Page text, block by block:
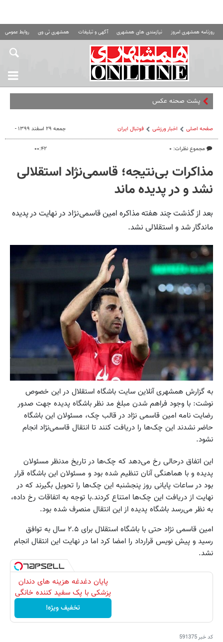
روزنامه همشهری امروز نیازمندی های همشهری آگهی و تبلیغات همشهری تی وی روابط عمومی
پشت صحنه عکس هایی که ج
صفحه اصلی اخبار ورزشی فوتبال ايران
مجموع نظرات: ۰
جمعه ۲۹ اسفند ۱۳۹۹ -
۰۰:۴۲
مذاکرات بی‌نتیجه؛ قاسمی‌نژاد استقلالی
نشد و در پدیده ماند
بعد از گذشت چند هفته مذاکره امین قاسمی‌نژاد در نهایت در پدیده
ماندگار شد و استقلالی نشد.
به گزارش همشهری آنلاین سایت باشگاه استقلال در این خصوص
نوشت: با وجود فراهم شدن مبلغ مد نظر باشگاه پدیده جهت صدور
رضایت نامه امین قاسمی نژاد در قالب چک، مسئولان این باشگاه
حاضر نشدند این چک‌ها را دریافت کنند تا انتقال قاسمی‌نژاد انجام
نشود.
این اتفاق درحالی رخ می‌دهد که چک‌ها در تاریخ مدنظر مسئولان
پدیده و با هماهنگی آنان تنظیم شده بود و مسئولان این باشگاه قرار
بود در ساعات پایانی روز پنجشنبه این چک‌ها را تحویل بگیرند که در
نهایت از دریافت این چک‌ها امتناع کردند.با توجه به اتفاقات رخ داده،
به نظر می‌رسد باشگاه پدیده از این انتقال منصرف شده بود.
امین قاسمی نژاد حتی با باشگاه استقلال برای ۲.۵ سال به توافق
رسید و پیش نویس قرارداد را امضا کرد اما در نهایت این انتقال انجام
نشد.
پایان دغدغه هزینه های دندان
پزشکی با پک سفید کننده خانگی
تخفیف ویژه!
کد خبر591375